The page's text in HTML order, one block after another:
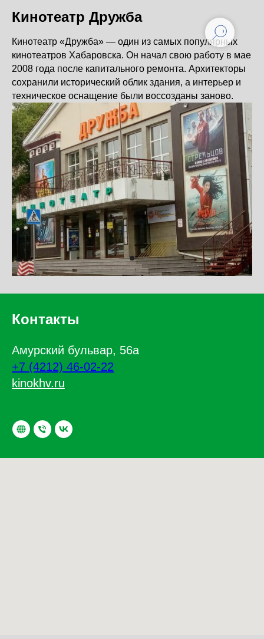
Кинотеатр Дружба
Кинотеатр «Дружба» — один из самых популярных
кинотеатров Хабаровска. Он начал свою работу в мае
2008 года после капитального ремонта. Архитекторы
сохранили исторический облик здания, а интерьер и
техническое оснащение были воссозданы заново.
Контакты
Амурский бульвар, 56а
+7 (4212) 46-02-22
kinokhv.ru